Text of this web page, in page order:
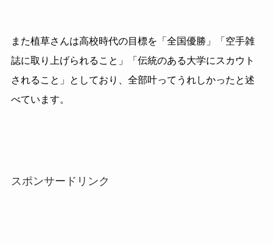
また植草さんは高校時代の目標を「全国優勝」「空手雑
誌に取り上げられること」「伝統のある大学にスカウト
されること」としており、全部叶ってうれしかったと述
べています。
スポンサードリンク